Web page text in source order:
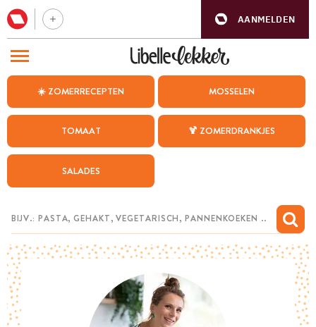
AANMELDEN
☀️ ZOMERRECEPTEN MOSSELEN
TOMAAT 🍹 ZOMERDRANKJES
SALADES
BEZOEK ONZE ANDERE WEBSITES
WEEKMENU
CHAT MET MAIA
MIJN BEWAARDE RECEPTEN